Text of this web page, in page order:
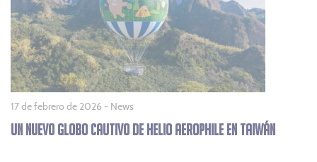
17 de febrero de 2026 - News
UN NUEVO GLOBO CAUTIVO DE HELIO AEROPHILE EN TAIWÁN